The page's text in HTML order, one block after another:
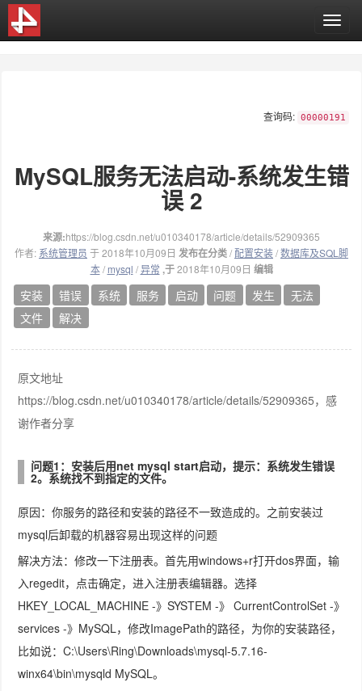
T
o
n
i
g
o
查询码: 00000191
MySQL服务无法启动-系统发生错
误 2
来源:https://blog.csdn.net/u010340178/article/details/52909365
作者: 系统管理员 于 2018年10月09日 发布在分类/配置安装/数据库及SQL脚
本/ mysql /异常 ,于2018年10月09日 编辑
安装 错误 系统 服务 启动 问题 发生
无法
文件
解决
原文地址
https://blog.csdn.net/u010340178/article/details/52909365，感
谢作者分享
问题1：安装后用net mysql start启动，提示：系统发生错误
2。系统找不到指定的文件。
原因：你服务的路径和安装的路径不一致造成的。之前安装过
mysql后卸载的机器容易出现这样的问题
解决方法：修改一下注册表。首先用windows+r打开dos界面，输
入regedit，点击确定，进入注册表编辑器。选择
HKEY_LOCAL_MACHINE -》SYSTEM -》 CurrentControlSet -》
services -》MySQL，修改ImagePath的路径，为你的安装路径，
比如说：C:\Users\Ring\Downloads\mysql-5.7.16-
winx64\bin\mysqld MySQL。